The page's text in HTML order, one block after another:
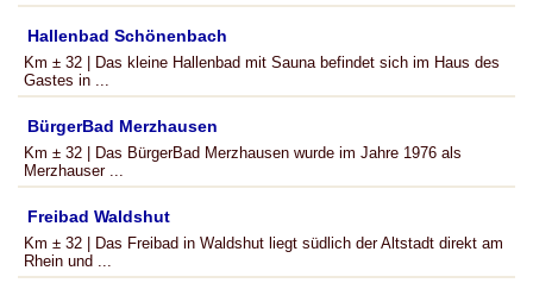
Hallenbad Schönenbach
Km ± 32 | Das kleine Hallenbad mit Sauna befindet sich im Haus des
Gastes in ...
BürgerBad Merzhausen
Km ± 32 | Das BürgerBad Merzhausen wurde im Jahre 1976 als
Merzhauser ...
Freibad Waldshut
Km ± 32 | Das Freibad in Waldshut liegt südlich der Altstadt direkt am
Rhein und ...